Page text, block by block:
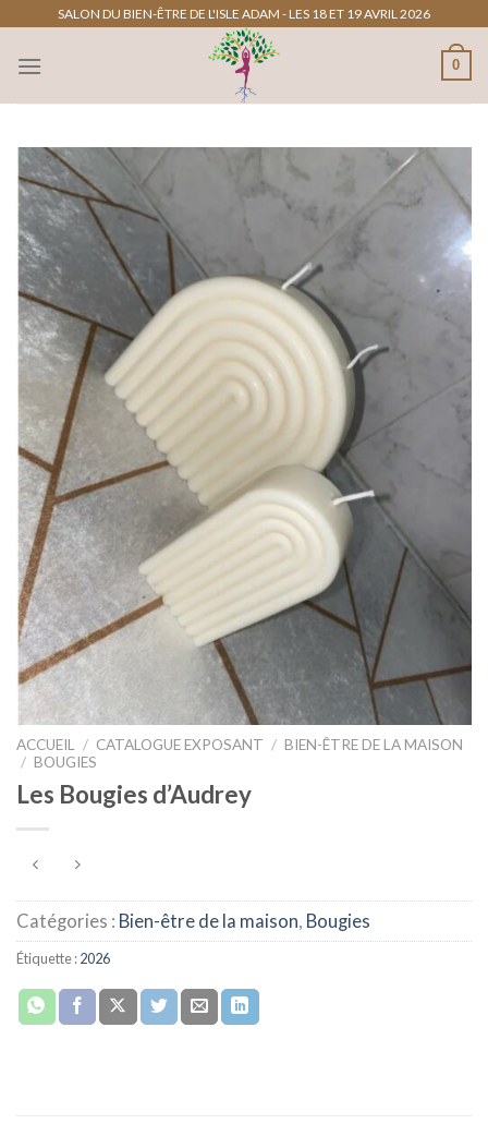
contenu
SALON DU BIEN-ÊTRE DE L'ISLE ADAM - LES 18 ET 19 AVRIL 2026
0
ACCUEIL / CATALOGUE EXPOSANT / BIEN-ÊTRE DE LA MAISON
/ BOUGIES
Les Bougies d’Audrey
Catégories : Bien-être de la maison, Bougies
Étiquette :2026